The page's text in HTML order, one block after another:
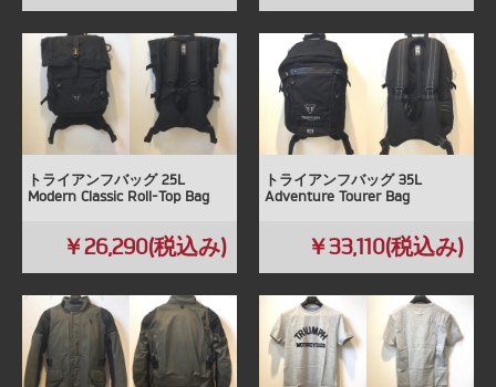
トライアンフバッグ 25L
Modern Classic Roll-Top Bag
￥26,290(税込み)
トライアンフバッグ 35L
Adventure Tourer Bag
￥33,110(税込み)